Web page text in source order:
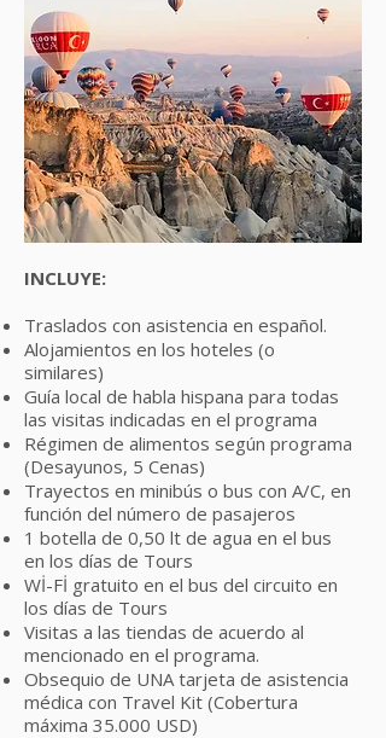
INCLUYE:
Traslados con asistencia en español.
Alojamientos en los hoteles (o
similares)
Guía local de habla hispana para todas
las visitas indicadas en el programa
Régimen de alimentos según programa
(Desayunos, 5 Cenas)
Trayectos en minibús o bus con A/C, en
función del número de pasajeros
1 botella de 0,50 lt de agua en el bus
en los días de Tours
Wİ-Fİ gratuito en el bus del circuito en
los días de Tours
Visitas a las tiendas de acuerdo al
mencionado en el programa.
Obsequio de UNA tarjeta de asistencia
médica con Travel Kit (Cobertura
máxima 35.000 USD)